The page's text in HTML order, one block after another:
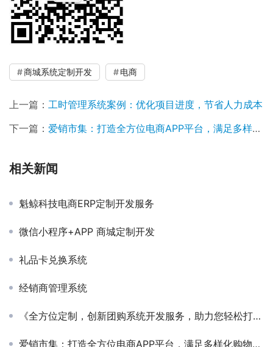
商城系统定制开发 电商
上一篇： 工时管理系统案例：优化项目进度，节省人力成本
下一篇： 爱销市集：打造全方位电商APP平台，满足多样化购物需求
相关新闻
魁鲸科技电商ERP定制开发服务
微信小程序+APP 商城定制开发
礼品卡兑换系统
经销商管理系统
《全方位定制，创新团购系统开发服务，助力您轻松打造独一无二的购物平台》
爱销市集：打造全方位电商APP平台，满足多样化购物需求